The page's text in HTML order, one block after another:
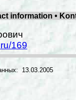
information •
169
13.03.2005